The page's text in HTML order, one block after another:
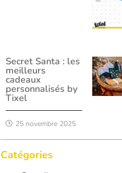
Secret Santa : les
meilleurs
cadeaux
personnalisés by
Tixel
25 novembre 2025
Catégories